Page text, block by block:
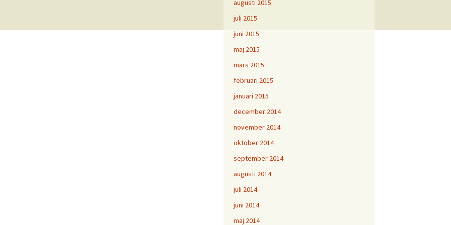
augusti 2015
juli 2015
juni 2015
maj 2015
mars 2015
februari 2015
januari 2015
december 2014
november 2014
oktober 2014
september 2014
augusti 2014
juli 2014
juni 2014
maj 2014